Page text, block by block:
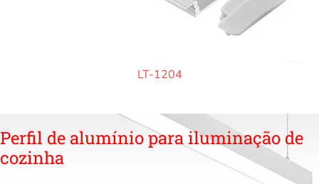
LT-1204
Perfil de alumínio para iluminação de
cozinha